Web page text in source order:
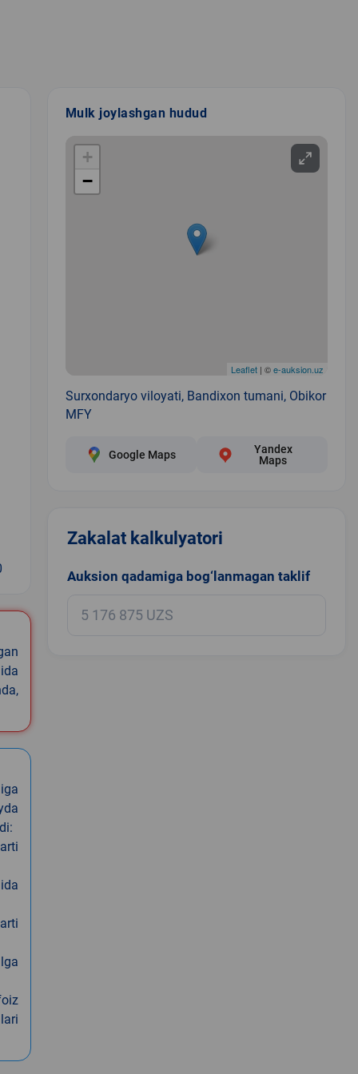
Mulk joylashgan hudud
+
−
Leaflet| ©e-auksion.uz
Surxondaryo viloyati, Bandixon tumani, Obikor
MFY
Google Maps
Yandex
Maps
Zakalat kalkulyatori
Auksion qadamiga bog‘lanmagan taklif